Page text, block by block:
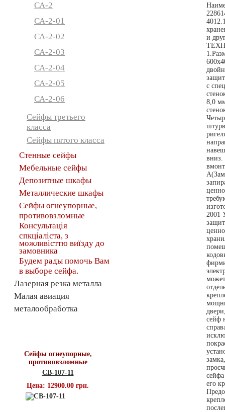
и
с
8,0
вниз.
2001
сейф
его
СА-2
СА-2-01
СА-2-02
СА-2-03
СА-2-04
СА-2-05
СА-2-06
Сейфы третьего
класса
Сейфы пятого класса
Стенные сейфы
Мебельные сейфы
Депозитные шкафы
Металлические шкафы
Сейфы огнеупорные,
противовзломные
Консультація
спкціаліста, з
можливісттю виїзду до
замовника
Будем рады помочь Вам
в выборе сейфа.
Лазерная резка металла
Малая авиация
металообработка
Сейфы огнеупорные,
противовзломные
СВ-107-11
Цена: 12900.00 грн.